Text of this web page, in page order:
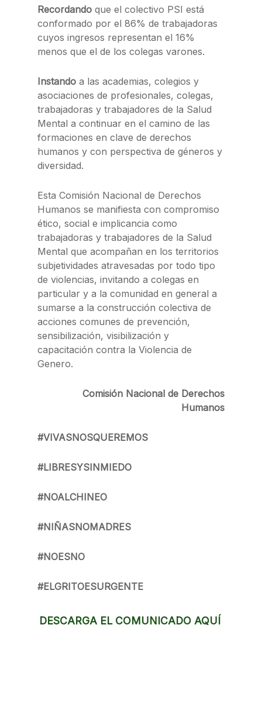
Recordando que el colectivo PSI está
conformado por el 86% de trabajadoras
cuyos ingresos representan el 16%
menos que el de los colegas varones.
Instando a las academias, colegios y
asociaciones de profesionales, colegas,
trabajadoras y trabajadores de la Salud
Mental a continuar en el camino de las
formaciones en clave de derechos
humanos y con perspectiva de géneros y
diversidad.
Esta Comisión Nacional de Derechos
Humanos se manifiesta con compromiso
ético, social e implicancia como
trabajadoras y trabajadores de la Salud
Mental que acompañan en los territorios
subjetividades atravesadas por todo tipo
de violencias, invitando a colegas en
particular y a la comunidad en general a
sumarse a la construcción colectiva de
acciones comunes de prevención,
sensibilización, visibilización y
capacitación contra la Violencia de
Genero.
Comisión Nacional de Derechos
Humanos
#VIVASNOSQUEREMOS
#LIBRESYSINMIEDO
#NOALCHINEO
#NIÑASNOMADRES
#NOESNO
#ELGRITOESURGENTE
DESCARGA EL COMUNICADO AQUÍ